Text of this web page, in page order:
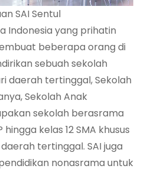
SAI Sentul
Indonesia yang prihatin
beberapa orang di
sebuah sekolah
daerah tertinggal, Sekolah
Sekolah Anak
sekolah berasrama
hingga kelas 12 SMA khusus
tertinggal. SAI juga
nonasrama untuk